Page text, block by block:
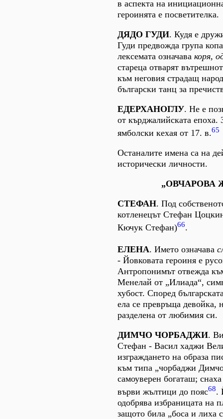
в аспекта на
героинята е посветителка.
ДЯДО ГУДИ. Кудя е
Гуди предвожда група
лексемата означава коря,
стареца отварят
към неговия страдащ
български танц за
ЕДЕРХАНОГЛУ. Не е
от кърджалийската епоха.
ямболски кехая от 17. в.65
Останалите имена са на
исторически личности.
„ОВЧАРОВА
СТЕФАН. Под
котленецът Стефан
Кючук Стефан)66.
ЕЛЕНА. Името означава
- Йовковата героиня е
Антропонимът отвежда
Менелай от „Илиада“,
хубост. Според
ела се превръща девойка,
разделена от любимия си.
ДИМЧО ЧОРБАДЖИ.
Стефан - Васил хаджи
изграждането на образа
към типа „чорбаджи
самоуверен богаташ;
върви жълтици до пояс68.
одобрява избраницата на
защото била „боса и лиха